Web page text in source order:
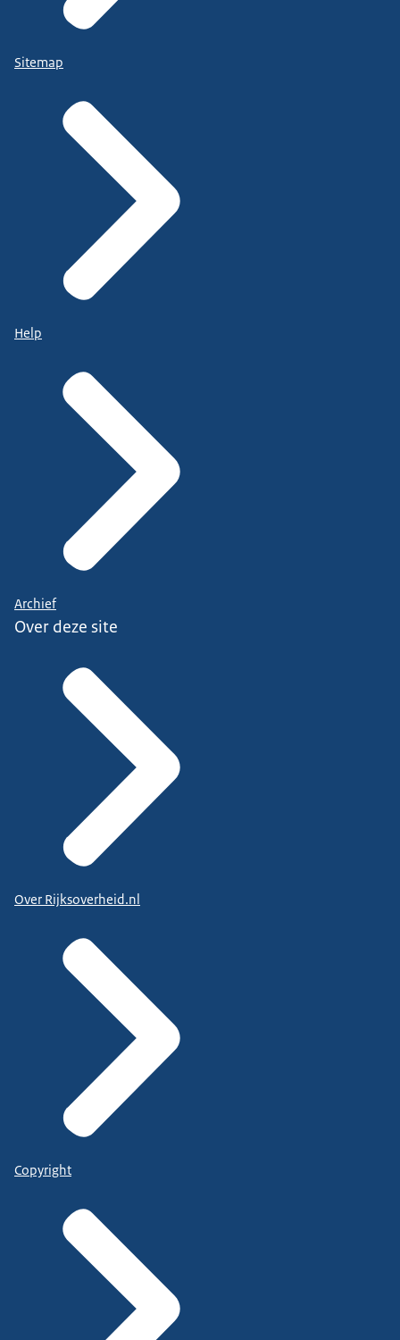
Sitemap
Help
Archief
Over deze site
Over Rijksoverheid.nl
Copyright